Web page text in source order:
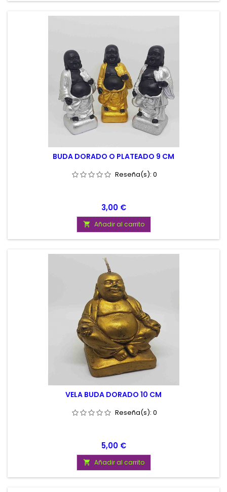
BUDA DORADO O PLATEADO 9 CM
Reseña(s): 0
Precio
3,00 €
 Añadir al carrito
VELA BUDA DORADO 10 CM
Reseña(s): 0
Precio
5,00 €
 Añadir al carrito